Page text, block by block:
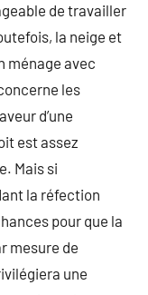
de travailler
la neige et
ménage avec
les
d’une
est assez
Mais si
la réfection
pour que la
mesure de
une